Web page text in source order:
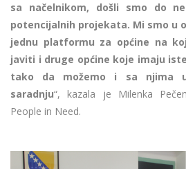
sa načelnikom, došli smo do
potencijalnih projekata. Mi smo u
jednu platformu za općine na
javiti i druge općine koje imaju
tako da možemo i sa njima
saradnju“, kazala je Milenka
People in Need.